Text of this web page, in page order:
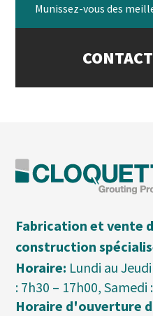
Munissez-vous des
Fabrication et vente
construction
Horaire: Lundi au
: 7h30 – 17h00, Samedi
Horaire d'ouverture